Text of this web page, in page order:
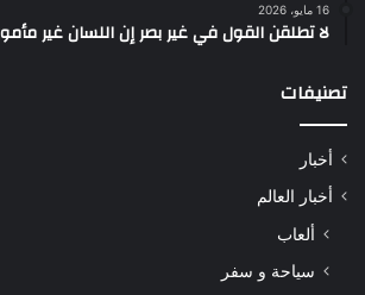
16 مايو، 2026
لا تطلقن القول في غير بصر إن اللسان غير
تصنيفات
أخبار
أخبار العالم
ألعاب
سياحة و سفر